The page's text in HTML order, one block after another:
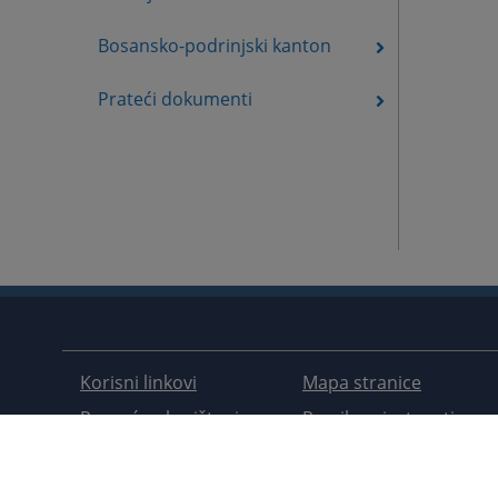
Bosansko-podrinjski kanton
Prateći dokumenti
Korisni linkovi
Pomoć za korištenje
Mapa stranice
Pravila privatnosti